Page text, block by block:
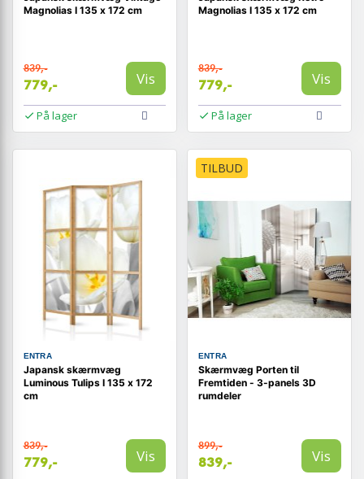
Magnolias I 135 x 172 cm
839,-
779,- Vis
På lager
Magnolias I 135 x 172 cm
839,-
779,- Vis
På lager
ENTRA
Japansk skærmvæg
Luminous Tulips I 135 x 172
cm
839,-
779,- Vis
TILBUD
ENTRA
Skærmvæg Porten til
Fremtiden - 3-panels 3D
rumdeler
899,-
839,- Vis